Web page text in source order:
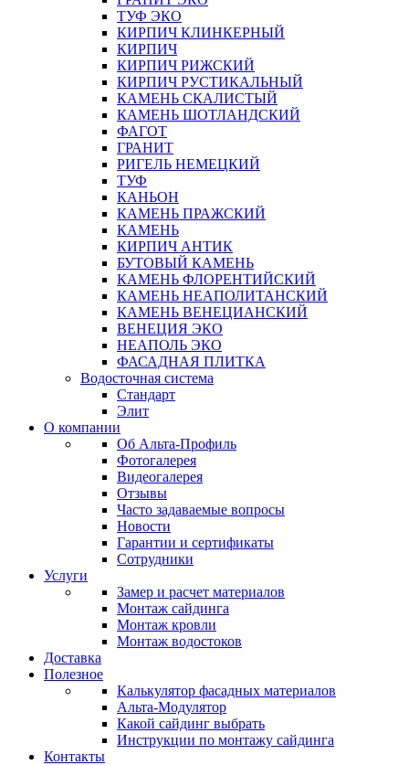
ТУФ ЭКО
КИРПИЧ КЛИНКЕРНЫЙ
КИРПИЧ
КИРПИЧ РИЖСКИЙ
КИРПИЧ РУСТИКАЛЬНЫЙ
КАМЕНЬ СКАЛИСТЫЙ
КАМЕНЬ ШОТЛАНДСКИЙ
ФАГОТ
ГРАНИТ
РИГЕЛЬ НЕМЕЦКИЙ
ТУФ
КАНЬОН
КАМЕНЬ ПРАЖСКИЙ
КАМЕНЬ
КИРПИЧ АНТИК
БУТОВЫЙ КАМЕНЬ
КАМЕНЬ ФЛОРЕНТИЙСКИЙ
КАМЕНЬ НЕАПОЛИТАНСКИЙ
КАМЕНЬ ВЕНЕЦИАНСКИЙ
ВЕНЕЦИЯ ЭКО
НЕАПОЛЬ ЭКО
ФАСАДНАЯ ПЛИТКА
Водосточная система
Стандарт
Элит
О компании
Об Альта-Профиль
Фотогалерея
Видеогалерея
Отзывы
Часто задаваемые вопросы
Новости
Гарантии и сертификаты
Сотрудники
Услуги
Замер и расчет материалов
Монтаж сайдинга
Монтаж кровли
Монтаж водостоков
Доставка
Полезное
Калькулятор фасадных материалов
Альта-Модулятор
Какой сайдинг выбрать
Инструкции по монтажу сайдинга
Контакты